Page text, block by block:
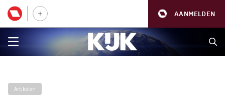
AANMELDEN
Artikelen